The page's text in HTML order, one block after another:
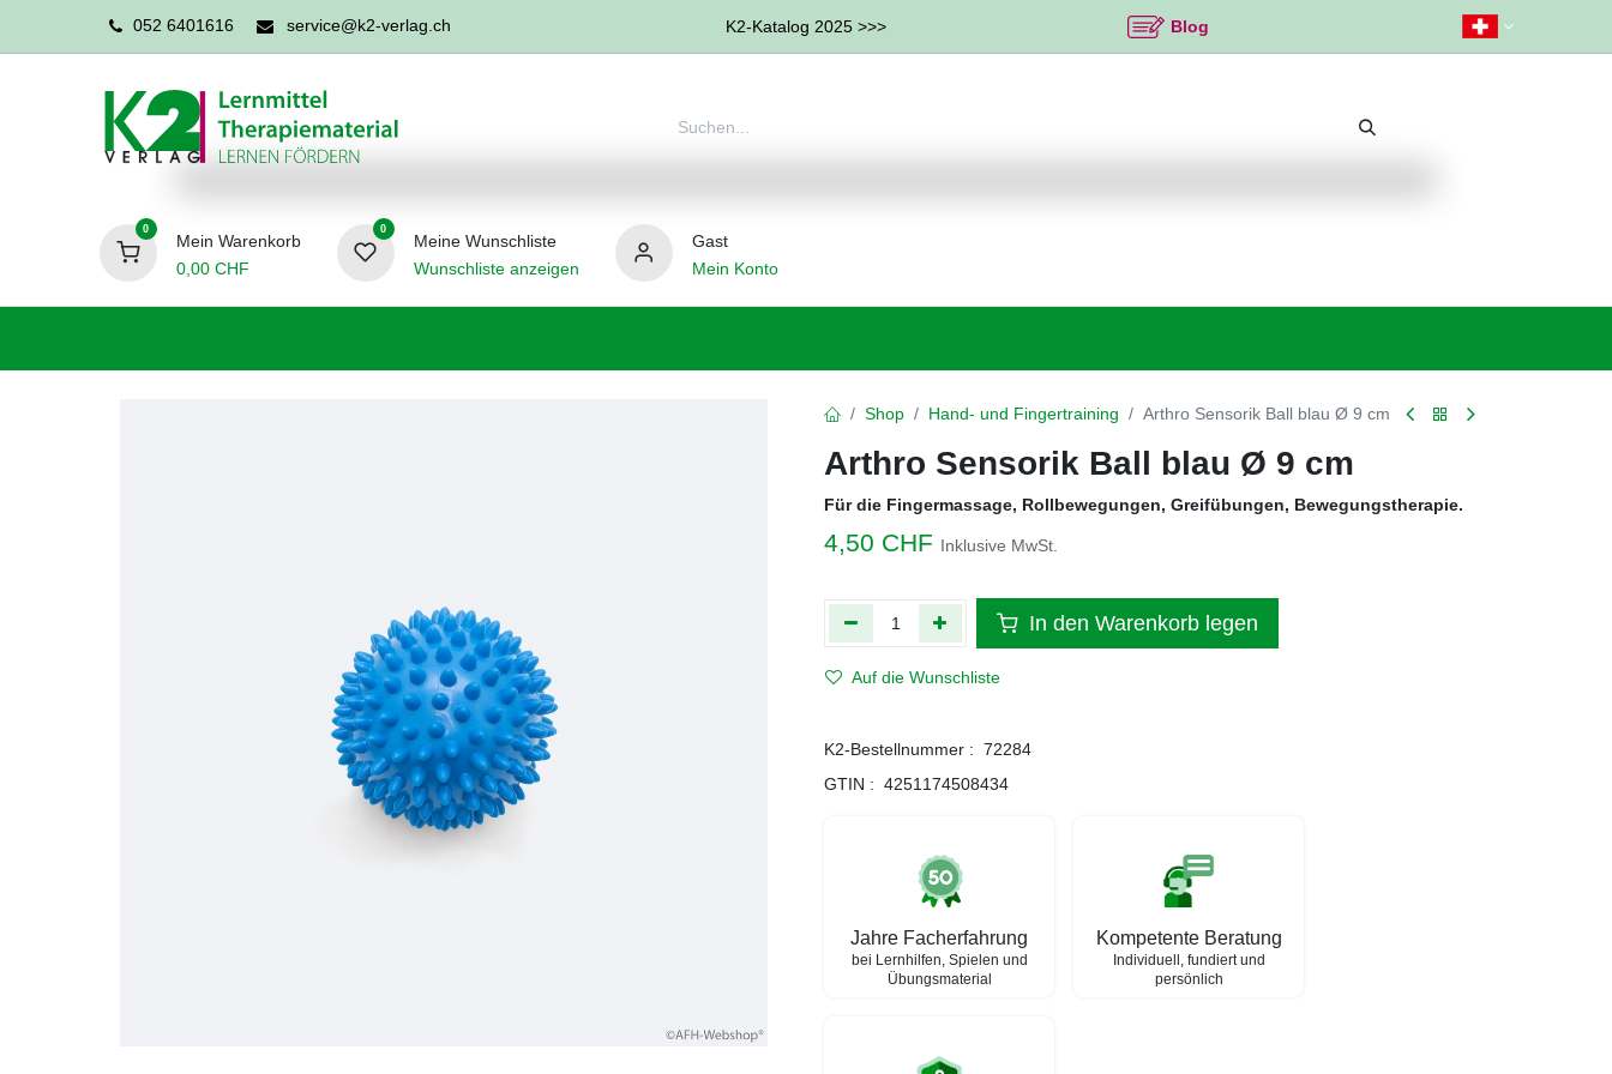
052 6401616 service@k2-verlag.ch K2-Katalog 2025 >>> Blog
0
Mein Warenkorb
0,00CHF
0
Meine Wunschliste
Wunschliste anzeigen
Gast
Mein Konto
Shop Hand- und Fingertraining Arthro Sensorik Ball blau Ø 9 cm
Arthro Sensorik Ball blau Ø 9 cm
Für die Fingermassage, Rollbewegungen, Greifübungen, Bewegungstherapie.
4,50 CHF Inklusive MwSt.
In den Warenkorb legen
Auf die Wunschliste
K2-Bestellnummer : 72284
GTIN : 4251174508434
Jahre Facherfahrung
bei Lernhilfen, Spielen und
Übungsmaterial
Kompetente Beratung
Individuell, fundiert und
persönlich